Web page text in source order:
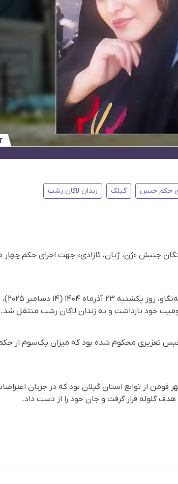
حکم حبس گیلک زندان لاکان رشت
جنبش «ژن، ژیان، ئازادی» جهت اجرای حکم
بر
خود بازداشت و به زندان لاکان رشت منتقل شد.
تعزیری محکوم شده بود که میزان یک‌سوم‌ از حکم